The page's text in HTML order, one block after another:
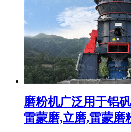
磨粉机广泛用于铝
雷蒙磨,立磨,雷蒙磨